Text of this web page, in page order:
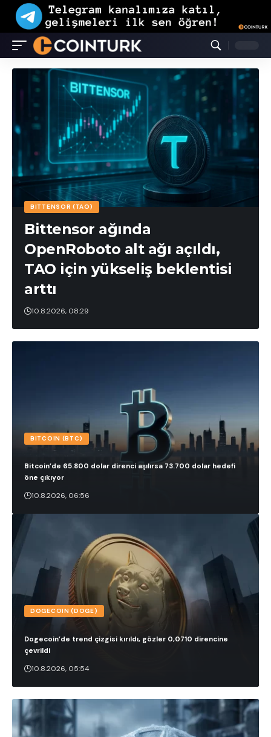
BITTENSOR (TAO)
Bittensor ağında
OpenRoboto alt ağı açıldı,
TAO için yükseliş beklentisi
arttı
10.8.2026, 08:29
BITCOIN (BTC)
Bitcoin’de 65.800 dolar direnci aşılırsa 73.700 dolar hedefi
öne çıkıyor
10.8.2026, 06:56
DOGECOIN (DOGE)
Dogecoin’de trend çizgisi kırıldı, gözler 0,0710 direncine
çevrildi
10.8.2026, 05:54